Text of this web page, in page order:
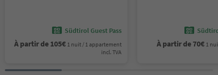
Südtirol Guest Pass
À partir de 105€ 1 nuit / 1 appartement
incl. TVA
À partir de 70€ 1